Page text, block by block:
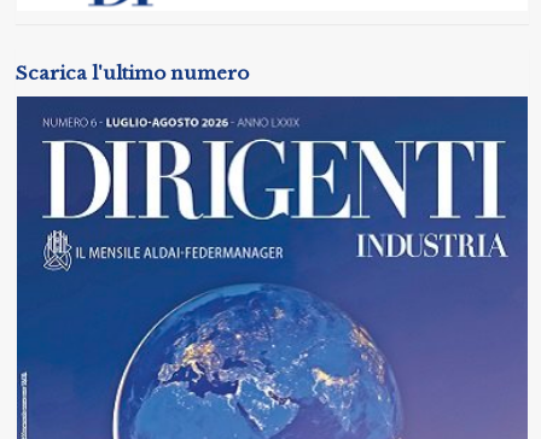
Scarica l'ultimo numero